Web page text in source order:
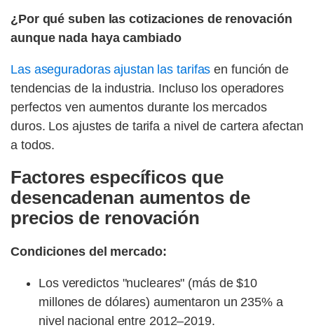
¿Por qué suben las cotizaciones de renovación
aunque nada haya cambiado
Las aseguradoras ajustan las tarifas en función de
tendencias de la industria. Incluso los operadores
perfectos ven aumentos durante los mercados
duros. Los ajustes de tarifa a nivel de cartera afectan
a todos.
Factores específicos que
desencadenan aumentos de
precios de renovación
Condiciones del mercado:
Los veredictos "nucleares" (más de $10
millones de dólares) aumentaron un 235% a
nivel nacional entre 2012–2019.